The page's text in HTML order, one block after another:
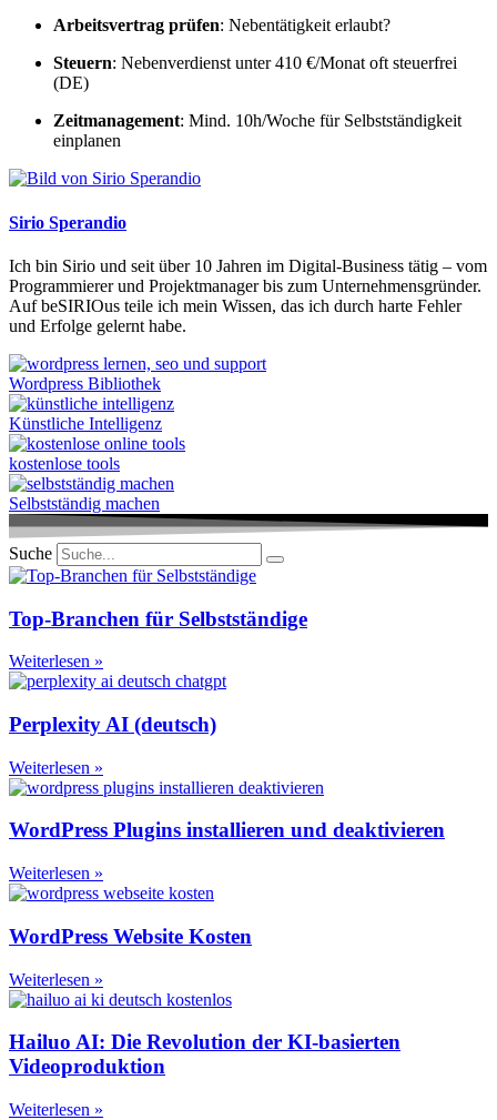
Arbeitsvertrag prüfen: Nebentätigkeit erlaubt?
Steuern: Nebenverdienst unter 410 €/Monat oft steuerfrei
(DE)
Zeitmanagement: Mind. 10h/Woche für Selbstständigkeit
einplanen
Sirio Sperandio
Ich bin Sirio und seit über 10 Jahren im Digital-Business tätig – vom
Programmierer und Projektmanager bis zum Unternehmensgründer.
Auf beSIRIOus teile ich mein Wissen, das ich durch harte Fehler
und Erfolge gelernt habe.
Wordpress Bibliothek
Künstliche Intelligenz
kostenlose tools
Selbstständig machen
Suche
Top-Branchen für Selbstständige
Weiterlesen »
Perplexity AI (deutsch)
Weiterlesen »
WordPress Plugins installieren und deaktivieren
Weiterlesen »
WordPress Website Kosten
Weiterlesen »
Hailuo AI: Die Revolution der KI-basierten
Videoproduktion
Weiterlesen »